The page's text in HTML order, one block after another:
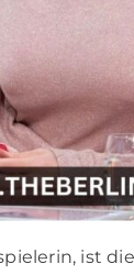
ist